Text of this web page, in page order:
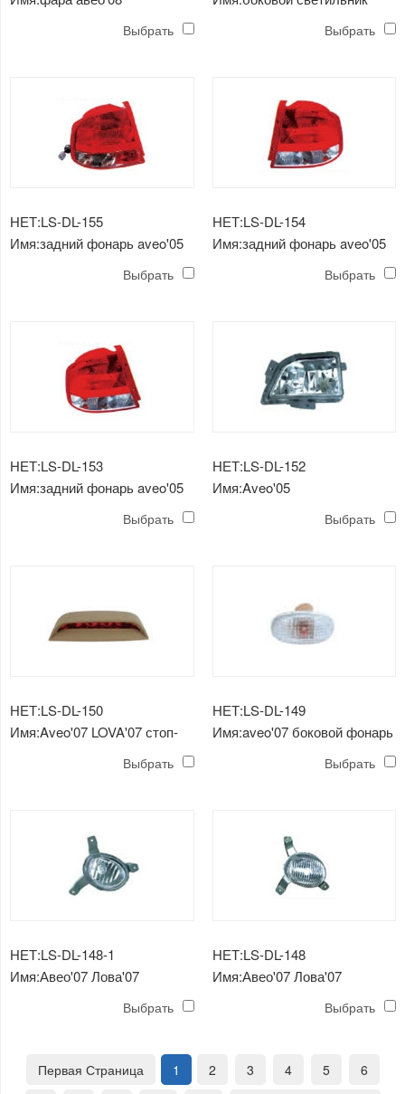
Выбрать Выбрать
НЕТ:LS-DL-155
Имя:задний фонарь aveo'05
Выбрать
НЕТ:LS-DL-154
Имя:задний фонарь aveo'05
Выбрать
НЕТ:LS-DL-153
Имя:задний фонарь aveo'05
Выбрать
НЕТ:LS-DL-152
Имя:Aveo'05
Выбрать
НЕТ:LS-DL-150
Имя:Aveo'07 LOVA'07 стоп-
Выбрать
НЕТ:LS-DL-149
Имя:aveo'07 боковой фонарь
Выбрать
НЕТ:LS-DL-148-1
Имя:Авео'07 Лова'07
Выбрать
НЕТ:LS-DL-148
Имя:Авео'07 Лова'07
Выбрать
Первая Страница 1 2 3 4 5
6